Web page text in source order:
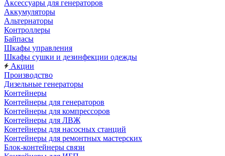
Аксессуары для генераторов
Аккумуляторы
Альтернаторы
Контроллеры
Байпасы
Шкафы управления
Шкафы сушки и дезинфекции одежды
Акции
Производство
Дизельные генераторы
Контейнеры
Контейнеры для генераторов
Контейнеры для компрессоров
Контейнеры для ЛВЖ
Контейнеры для насосных станций
Контейнеры для ремонтных мастерских
Блок-контейнеры связи